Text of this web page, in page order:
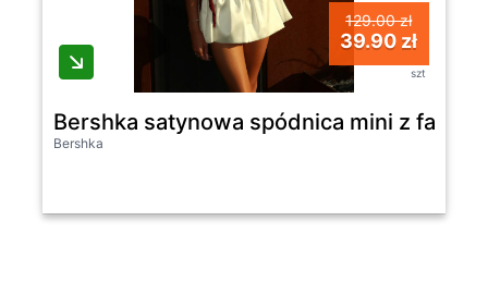
129.00 zł
39.90 zł
szt
Bershka satynowa spódnica mini z
Bershka